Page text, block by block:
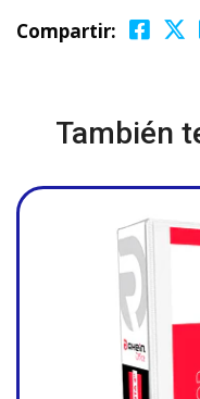
Compartir:
También